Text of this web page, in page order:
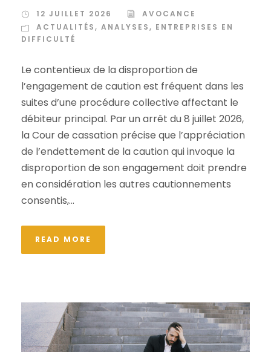
12 JUILLET 2026
AVOCANCE
ACTUALITÉS, ANALYSES, ENTREPRISES EN
DIFFICULTÉ
Le contentieux de la disproportion de
l’engagement de caution est fréquent dans les
suites d’une procédure collective affectant le
débiteur principal. Par un arrêt du 8 juillet 2026,
la Cour de cassation précise que l’appréciation
de l’endettement de la caution qui invoque la
disproportion de son engagement doit prendre
en considération les autres cautionnements
consentis,...
READ MORE